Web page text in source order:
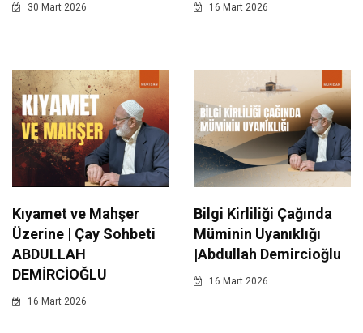
30 Mart 2026 16 Mart 2026
Kıyamet ve Mahşer
Üzerine | Çay Sohbeti
ABDULLAH
DEMİRCİOĞLU
16 Mart 2026
Bilgi Kirliliği Çağında
Müminin Uyanıklığı
|Abdullah Demircioğlu
16 Mart 2026